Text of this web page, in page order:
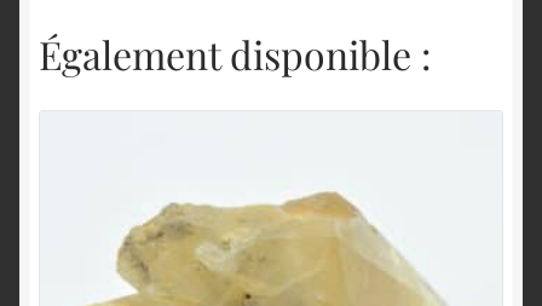
Également disponible :